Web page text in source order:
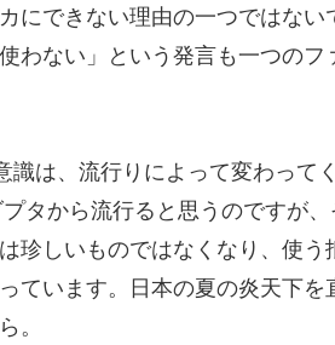
にできない理由の一つではない
わない」という発言も一つの
は、流行りによって変わって
タから流行ると思うのですが
珍しいものではなくなり、使う
ています。日本の夏の炎天下を
。